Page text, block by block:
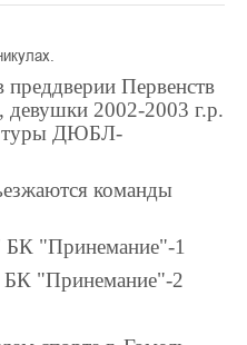
преддверии Первенств
2002-2003 г.р.
туры ДЮБЛ-
команды
"Принемание"-1
"Принемание"-2